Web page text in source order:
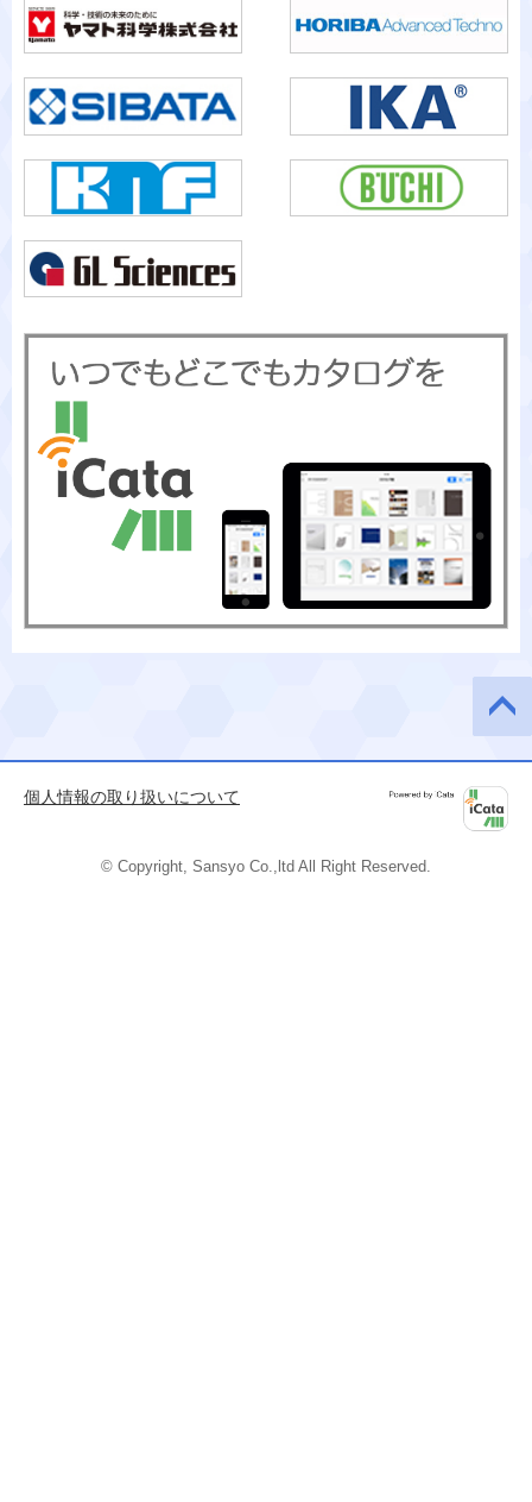
ージの
先頭へ
個人情報の取り扱いについて
© Copyright, Sansyo Co.,ltd All Right Reserved.
iCata